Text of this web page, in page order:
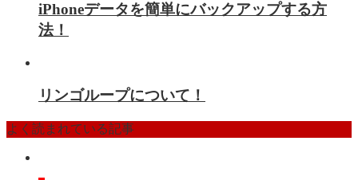
iPhoneデータを簡単にバックアップする方
法！
リンゴループについて！
よく読まれている記事